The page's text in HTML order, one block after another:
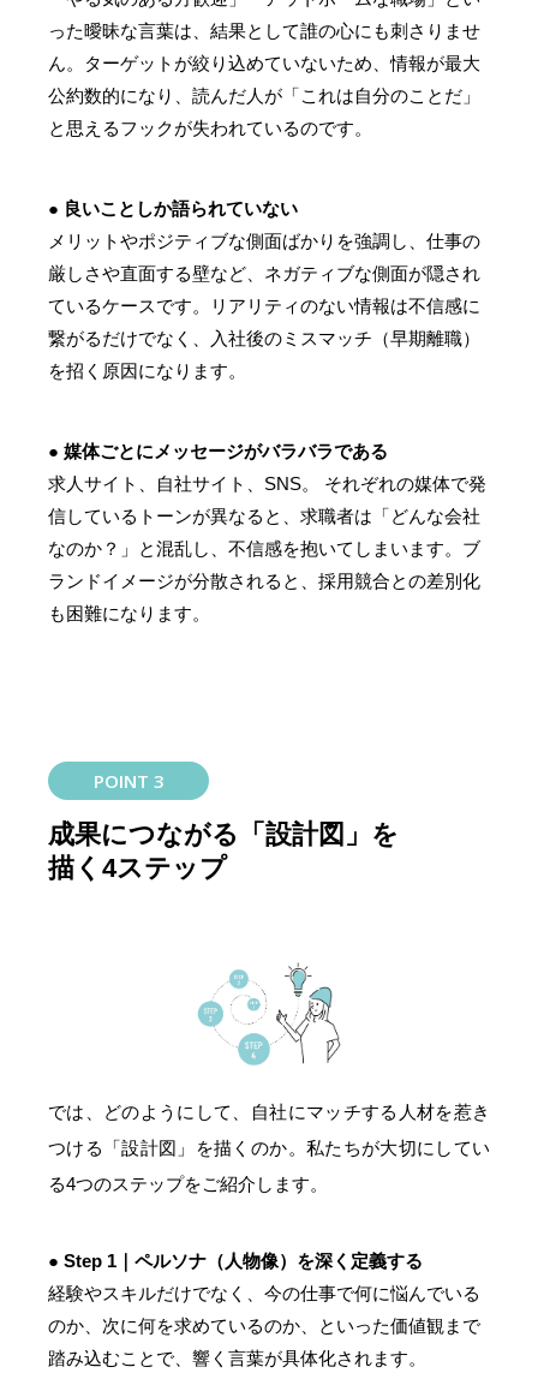
った曖昧な言葉は、結果として誰の心にも刺さりませ
ん。ターゲットが絞り込めていないため、情報が最大
公約数的になり、読んだ人が「これは自分のことだ」
と思えるフックが失われているのです。
● 良いことしか語られていない
メリットやポジティブな側面ばかりを強調し、仕事の
厳しさや直面する壁など、ネガティブな側面が隠され
ているケースです。リアリティのない情報は不信感に
繋がるだけでなく、入社後のミスマッチ（早期離職）
を招く原因になります。
● 媒体ごとにメッセージがバラバラである
求人サイト、自社サイト、SNS。 それぞれの媒体で発
信しているトーンが異なると、求職者は「どんな会社
なのか？」と混乱し、不信感を抱いてしまいます。ブ
ランドイメージが分散されると、採用競合との差別化
も困難になります。
POINT 3
成果につながる「設計図」を
描く4ステップ
では、どのようにして、自社にマッチする人材を惹き
つける「設計図」を描くのか。私たちが大切にしてい
る4つのステップをご紹介します。
● Step 1｜ペルソナ（人物像）を深く定義する
経験やスキルだけでなく、今の仕事で何に悩んでいる
のか、次に何を求めているのか、といった価値観まで
踏み込むことで、響く言葉が具体化されます。